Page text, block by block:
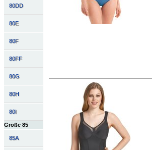
80DD
80E
80F
80FF
80G
80H
80I
Größe 85
85A